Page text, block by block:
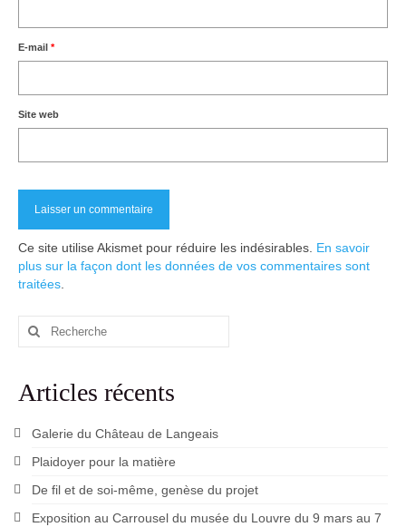
E-mail *
Site web
Ce site utilise Akismet pour réduire les indésirables. En savoir
plus sur la façon dont les données de vos commentaires sont
traitées.
Rechercher
Articles récents
Galerie du Château de Langeais
Plaidoyer pour la matière
De fil et de soi-même, genèse du projet
Exposition au Carrousel du musée du Louvre du 9 mars au 7